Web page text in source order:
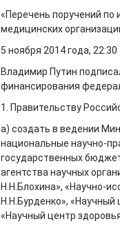
«Перечень поручений
медицинских
5 ноября 2014 года, 22:30
Владимир Путин
финансирования
1. Правительству
а) создать в ведении
национальные научно-
государственных
агентства научных
Н.Н.Блохина», «Научно-
Н.Н.Бурденко», «Научный
«Научный центр